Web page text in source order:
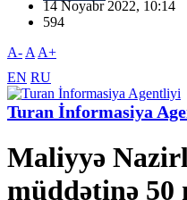
14 Noyabr 2022, 10:14
594
A- A A+
EN RU
Turan İnformasiya
Maliyyə
müddətinə 50